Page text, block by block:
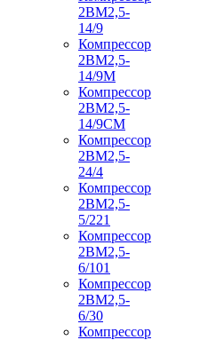
2ВМ2,5-
14/9
Компрессор
2ВМ2,5-
14/9М
Компрессор
2ВМ2,5-
14/9СМ
Компрессор
2ВМ2,5-
24/4
Компрессор
2ВМ2,5-
5/221
Компрессор
2ВМ2,5-
6/101
Компрессор
2ВМ2,5-
6/30
Компрессор